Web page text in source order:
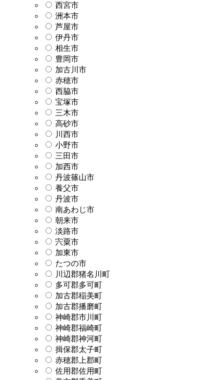
西宮市
洲本市
芦屋市
伊丹市
相生市
豊岡市
加古川市
赤穂市
西脇市
宝塚市
三木市
高砂市
川西市
小野市
三田市
加西市
丹波篠山市
養父市
丹波市
南あわじ市
朝来市
淡路市
宍粟市
加東市
たつの市
川辺郡猪名川町
多可郡多可町
加古郡稲美町
加古郡播磨町
神崎郡市川町
神崎郡福崎町
神崎郡神河町
揖保郡太子町
赤穂郡上郡町
佐用郡佐用町